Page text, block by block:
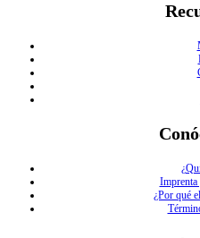
Imprenta
¿Por qué